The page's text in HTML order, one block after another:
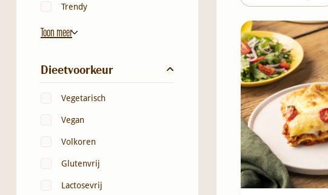
Trendy
Toon meer
Dieetvoorkeur
Vegetarisch
Vegan
Volkoren
Glutenvrij
Lactosevrij